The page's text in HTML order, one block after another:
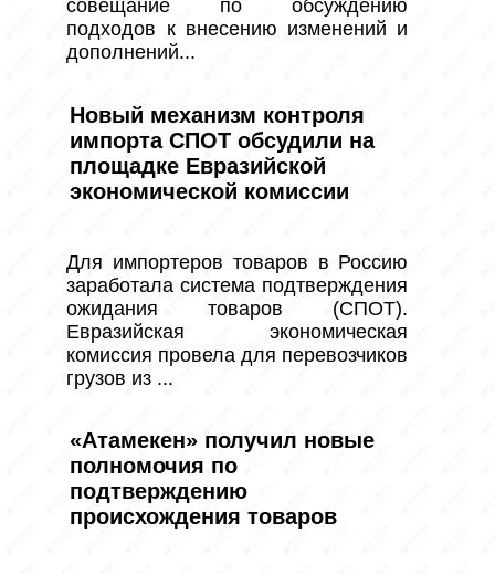
совещание по обсуждению
подходов к внесению изменений и
дополнений...
Новый механизм контроля
импорта СПОТ обсудили на
площадке Евразийской
экономической комиссии
Для импортеров товаров в Россию
заработала система подтверждения
ожидания товаров (СПОТ).
Евразийская экономическая
комиссия провела для перевозчиков
грузов из ...
«Атамекен» получил новые
полномочия по
подтверждению
происхождения товаров